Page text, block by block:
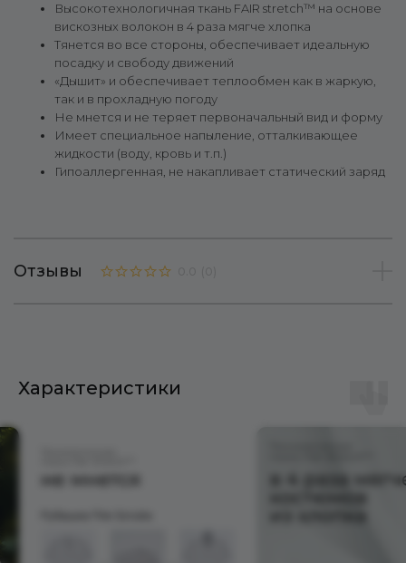
Высокотехнологичная ткань FAIR stretch™ на основе
вискозных волокон в 4 раза мягче хлопка
Тянется во все стороны, обеспечивает идеальную
посадку и свободу движений
«Дышит» и обеспечивает теплообмен как в жаркую,
так и в прохладную погоду
Не мнется и не теряет первоначальный вид и форму
Имеет специальное напыление, отталкивающее
жидкости (воду, кровь и т.п.)
Гипоаллергенная, не накапливает статический заряд
Отзывы
Характеристики